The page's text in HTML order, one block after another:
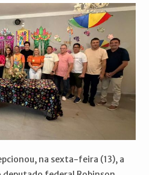
na sexta-feira (13), a